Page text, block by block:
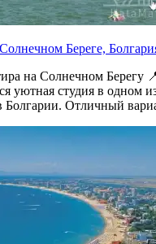
Береге,
на Солнечном Берегу
уютная студия в одном
Болгарии. Отличный